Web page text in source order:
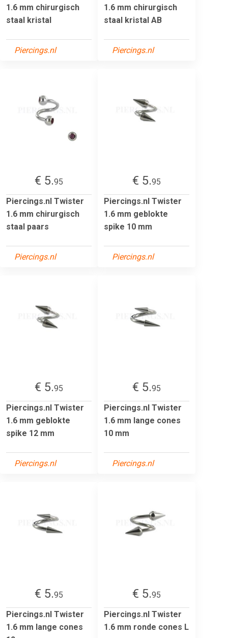
1.6 mm chirurgisch
staal kristal
Piercings.nl
1.6 mm chirurgisch
staal kristal AB
Piercings.nl
€ 5.95
Piercings.nl Twister
1.6 mm chirurgisch
staal paars
Piercings.nl
€ 5.95
Piercings.nl Twister
1.6 mm geblokte
spike 10 mm
Piercings.nl
€ 5.95
Piercings.nl Twister
1.6 mm geblokte
spike 12 mm
Piercings.nl
€ 5.95
Piercings.nl Twister
1.6 mm lange cones
10 mm
Piercings.nl
€ 5.95
Piercings.nl Twister
1.6 mm lange cones
€ 5.95
Piercings.nl Twister
1.6 mm ronde cones L